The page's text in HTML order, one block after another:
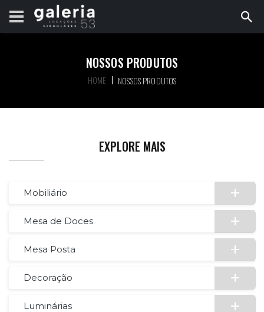
NOSSOS PRODUTOS
HOME NOSSOS PRODUTOS
EXPLORE MAIS
Mobiliário
Mesa de Doces
Mesa Posta
Decoração
Luminárias